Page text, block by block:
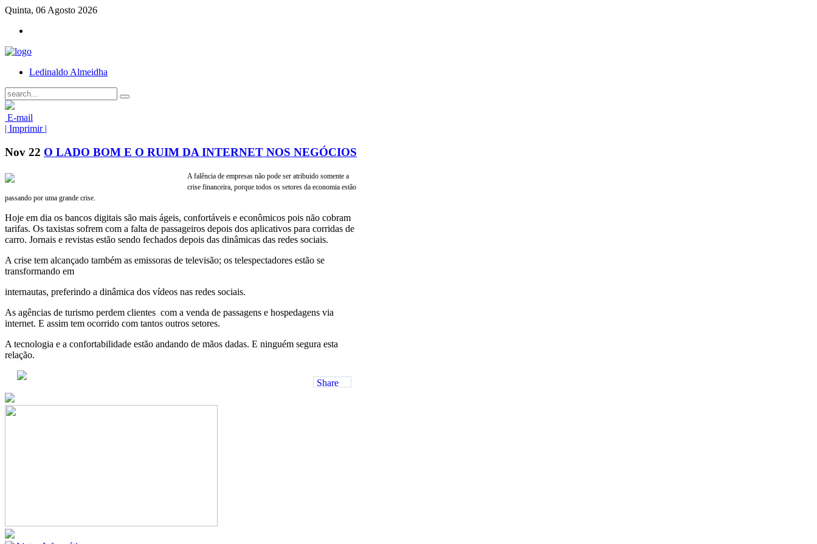
Quinta, 06 Agosto 2026
Ledinaldo Almeidha
E-mail
| Imprimir |
Nov 22 O LADO BOM E O RUIM DA INTERNET NOS NEGÓCIOS
A falência de empresas não pode ser atribuido somente a
crise financeira, porque todos os setores da economia estão
passando por uma grande crise.
Hoje em dia os bancos digitais são mais ágeis, confortáveis e econômicos pois não cobram
tarifas. Os taxistas sofrem com a falta de passageiros depois dos aplicativos para corridas de
carro. Jornais e revistas estão sendo fechados depois das dinâmicas das redes sociais.
A crise tem alcançado também as emissoras de televisão; os telespectadores estão se
transformando em
internautas, preferindo a dinâmica dos vídeos nas redes sociais.
As agências de turismo perdem clientes com a venda de passagens e hospedagens via
internet. E assim tem ocorrido com tantos outros setores.
A tecnologia e a confortabilidade estão andando de mãos dadas. E ninguém segura esta
relação.
Share